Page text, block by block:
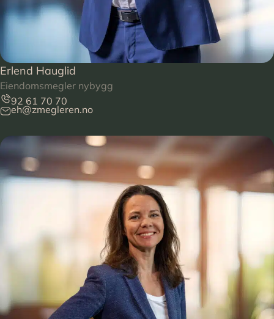
Erlend Hauglid
Eiendomsmegler nybygg
92 61 70 70
eh@zmegleren.no